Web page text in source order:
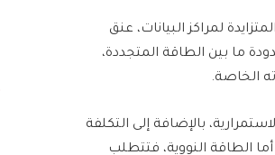
لمراكز البيانات، عنق
ما بين الطاقة المتجددة،
الخاصة.
بالإضافة إلى التكلفة
الطاقة النووية، فتتطلب